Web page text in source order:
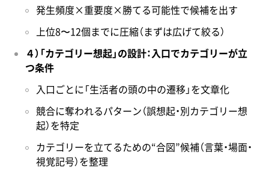
発生頻度×重要度×勝てる可能性で候補を出す
上位8〜12個までに圧縮（まずは広げて絞る）
４）「カテゴリー想起」の設計：入口でカテゴリーが立
つ条件
入口ごとに「生活者の頭の中の遷移」を文章化
競合に奪われるパターン（誤想起・別カテゴリー想
起）を特定
カテゴリーを立てるための“合図”候補（言葉・場面・
視覚記号）を整理